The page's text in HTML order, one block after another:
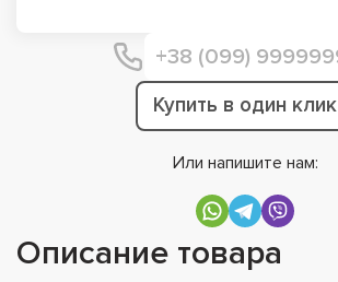
Купить в один клик
Или напишите нам:
Описание товара